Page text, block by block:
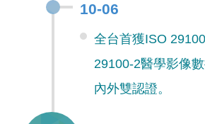
10-06
全台首獲ISO
29100-2醫學影像
內外雙認證。